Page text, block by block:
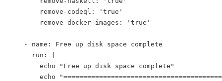
        remove-codeql: 'true'
        remove-docker-images: 'true'
    - name: Free up disk space complete
      run: |
        echo "Free up disk space complete"
echo